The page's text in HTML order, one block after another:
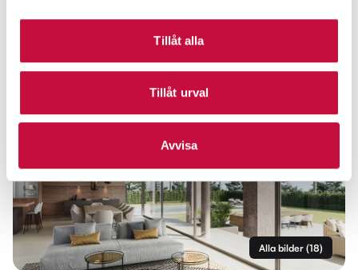
Tillåt alla
Tillåt urval
Avvisa
Alla bilder (18)